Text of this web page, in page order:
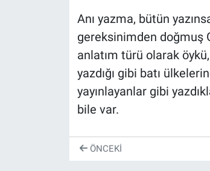
Anı yazma, bütün
gereksinimden doğmuş
anlatım türü olarak
yazdığı gibi batı
yayınlayanlar gibi
bile var.
ÖNCEKI